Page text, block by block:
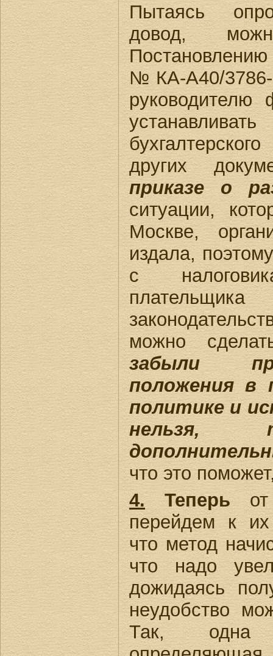
Пытаясь
довод,
№ КА-А40/3786-
других
приказе о
ситуации,
Москве,
издала,
с
можно
забыли
положения в
политике и
нельзя,
что это
4.Теперь
перейдем к
что метод
что надо
дожидаясь
неудобство
Так, одна